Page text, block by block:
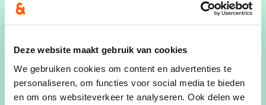
Deze website maakt gebruik van cookies
We gebruiken cookies om content en advertenties te
personaliseren, om functies voor social media te bieden
en om ons websiteverkeer te analyseren. Ook delen we
dat overleg wérkt.”
Dat er moet worden bespaard, begrijpt iedereen.
Maar de keuzes die vandaag gemaakt worden,
roepen vragen op.